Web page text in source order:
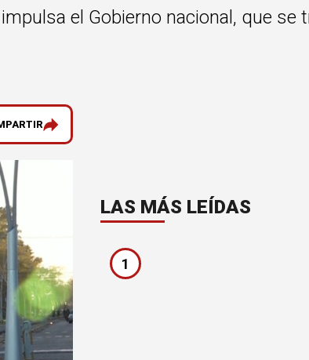
el Gobierno nacional, que se
LAS MÁS LEÍDAS
1